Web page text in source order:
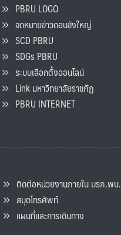
PBRU LOGO
จดหมายข่าวดอนขังใหญ่
SCD PBRU
SDGs PBRU
ระบบเลือกตั้งออนไลน์
Link มหาวิทยาลัยราชภัฏ
PBRU INTERNET
ติดต่อหน่วยงานภายใน มรภ.พบ.
สมุดโทรศัพท์
แผนที่และการเดินทาง